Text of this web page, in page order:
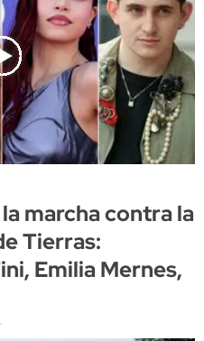
marcha contra la
Tierras:
Emilia Mernes,